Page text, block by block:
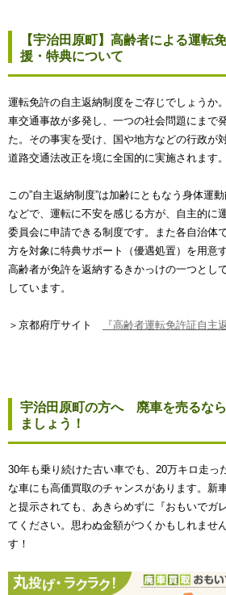
【宇治田原町】高齢者による運転
援・特典について
運転免許の自主返納制度をご存じでしょうか
車交通事故が多発し、一つの社会問題にまで
た。その事実を受け、国や地方などの行政が
道路交通法改正を境に全国的に実施されます。
この”自主返納制度”は加齢にともなう身体運
などで、運転に不安を感じる方が、自主的に
委員会に申請できる制度です。また各自治体
方を対象に特典サポート（優遇処置）を用意
高齢者が免許を返納するきかっけの一つとし
しています。
＞京都府庁サイト 『高齢者運転免許証自主
宇治田原町の方へ 廃車を売るな
ましょう！
30年も乗り続けた古い車でも、20万キロ走っ
な車にも高価買取のチャンスがあります。新
と提示されても、あきらめずに『おもいでガ
てください。思わぬ金額がつくかもしれませ
す！